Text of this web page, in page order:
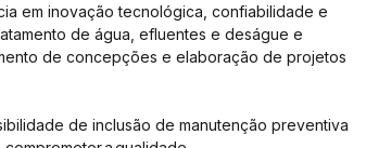
em inovação tecnológica, confiabilidade e
de água, efluentes e deságue e
de concepções e elaboração de projetos
de inclusão de manutenção preventiva